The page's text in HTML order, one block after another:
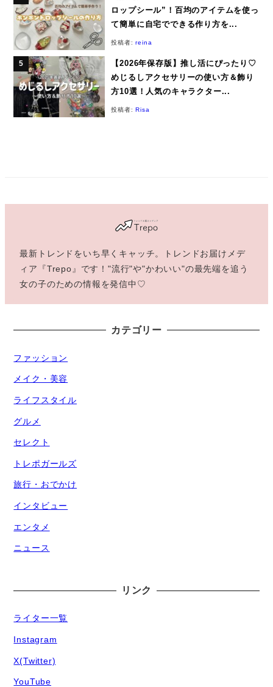
ロップシール”！百均のアイテムを使っ
て簡単に自宅でできる作り方を...
投稿者:reina
【2026年保存版】推し活にぴったり♡
めじるしアクセサリーの使い方＆飾り
方10選！人気のキャラクター...
投稿者:Risa
最新トレンドをいち早くキャッチ。トレンドお届けメデ
ィア『Trepo』です！"流行"や"かわいい"の最先端を追う
女の子のための情報を発信中♡
カテゴリー
ファッション
メイク・美容
ライフスタイル
グルメ
セレクト
トレポガールズ
旅行・おでかけ
インタビュー
エンタメ
ニュース
リンク
ライター一覧
Instagram
X(Twitter)
YouTube